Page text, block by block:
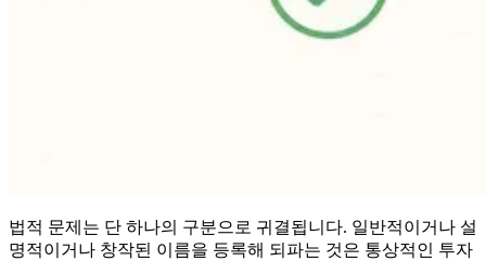
법적 문제는 단 하나의 구분으로 귀결됩니다. 일반적이거나 설
명적이거나 창작된 이름을 등록해 되파는 것은 통상적인 투자